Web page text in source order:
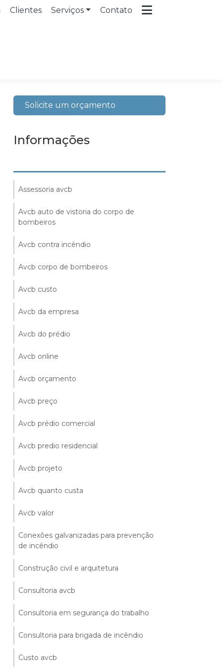
Clientes Serviços Contato
Solicite um orçamento
Informações
Assessoria avcb
Avcb auto de vistoria do corpo de
bombeiros
Avcb contra incêndio
Avcb corpo de bombeiros
Avcb custo
Avcb da empresa
Avcb do prédio
Avcb online
Avcb orçamento
Avcb preço
Avcb prédio comercial
Avcb predio residencial
Avcb projeto
Avcb quanto custa
Avcb valor
Conexões galvanizadas para prevenção
de incêndio
Construção civil e arquitetura
Consultoria avcb
Consultoria em segurança do trabalho
Consultoria para brigada de incêndio
Custo avcb